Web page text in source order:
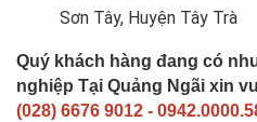
Sơn Tây, Huyện Tây Trà
Quý khách hàng đang có
nghiệp Tại Quảng Ngãi xin
(028) 6676 9012 -